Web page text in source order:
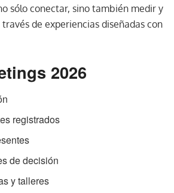
sólo conectar, sino también medir y
de experiencias diseñadas con
2026
registrados
de decisión
y talleres